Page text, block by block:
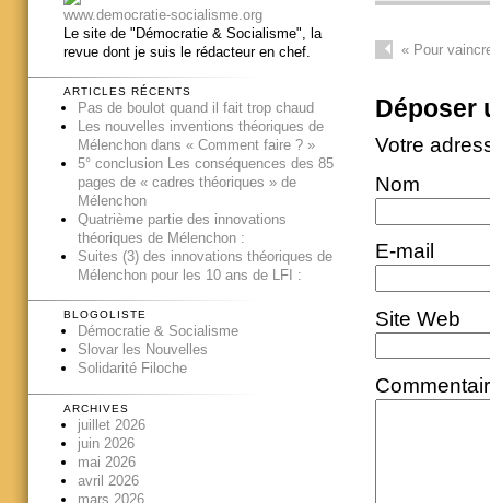
«Pour
Déposer
Votre
Nom
E-mail
Site Web
www.democratie-socialisme.org
Le site de "Démocratie & Socialisme", la
revue dont je suis le rédacteur en chef.
ARTICLES RÉCENTS
Pas de boulot quand il fait trop chaud
Les nouvelles inventions théoriques de
Mélenchon dans « Comment faire ? »
5° conclusion Les conséquences des 85
pages de « cadres théoriques » de
Mélenchon
Quatrième partie des innovations
théoriques de Mélenchon :
Suites (3) des innovations théoriques de
Mélenchon pour les 10 ans de LFI :
BLOGOLISTE
Démocratie & Socialisme
Slovar les Nouvelles
Solidarité Filoche
ARCHIVES
juillet 2026
juin 2026
mai 2026
avril 2026
mars 2026